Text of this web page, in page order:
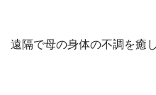
遠隔で母の身体の不調を癒